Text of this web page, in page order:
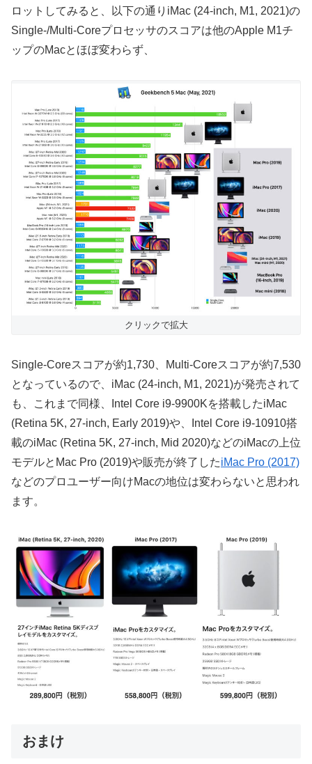
ロットしてみると、以下の通りiMac (24-inch, M1, 2021)の
Single-/Multi-Coreプロセッサのスコアは他のApple M1チ
ップのMacとほぼ変わらず、
クリックで拡大
Single-Coreスコアが約1,730、Multi-Coreスコアが約7,530
となっているので、iMac (24-inch, M1, 2021)が発売されて
も、これまで同様、Intel Core i9-9900Kを搭載したiMac
(Retina 5K, 27-inch, Early 2019)や、Intel Core i9-10910搭
載のiMac (Retina 5K, 27-inch, Mid 2020)などのiMacの上位
モデルとMac Pro (2019)や販売が終了したiMac Pro (2017)
などのプロユーザー向けMacの地位は変わらないと思われ
ます。
おまけ